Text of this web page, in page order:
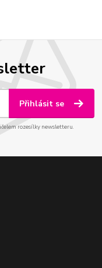
Přihlásit se
rozesílky newsletteru.